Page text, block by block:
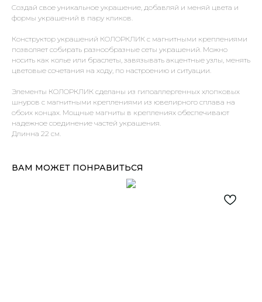
Создай свое уникальное украшение, добавляй и меняй цвета и
формы украшений в пару кликов.
Конструктор украшений КОЛОРКЛИК с магнитными креплениями
позволяет собирать разнообразные сеты украшений. Можно
носить как колье или браслеты, завязывать акцентные узлы, менять
цветовые сочетания на ходу, по настроению и ситуации.
Элементы КОЛОРКЛИК сделаны из гипоаллергенных хлопковых
шнуров с магнитными креплениями из ювелирного сплава на
обоих концах. Мощные магниты в креплениях обеспечивают
надежное соединение частей украшения.
Длинна 22 см.
ВАМ МОЖЕТ ПОНРАВИТЬСЯ